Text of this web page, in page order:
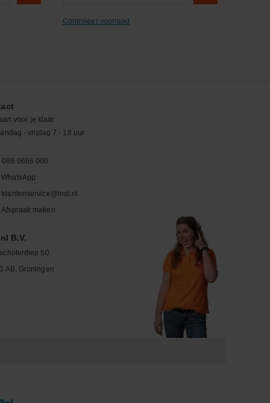
Controleer voorraad
voor je klaar.
- vrijdag 7 - 18 uur
088 0666 000
WhatsApp
klantenservice@indi.nl
Afspraak maken
B.V.
50
AB, Groningen